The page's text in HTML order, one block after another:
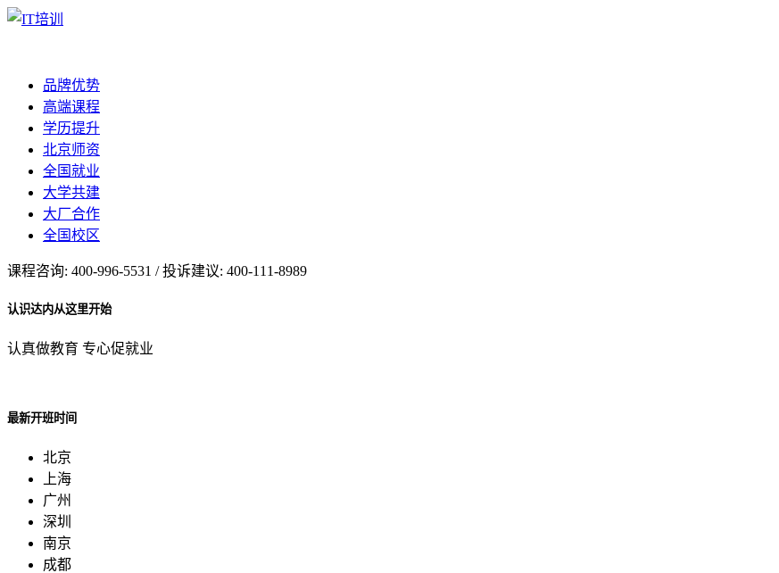
品牌优势
高端课程
学历提升
北京师资
全国就业
大学共建
大厂合作
全国校区
课程咨询: 400-996-5531 / 投诉建议: 400-111-8989
认识达内从这里开始
认真做教育 专心促就业
最新开班时间
北京
上海
广州
深圳
南京
成都